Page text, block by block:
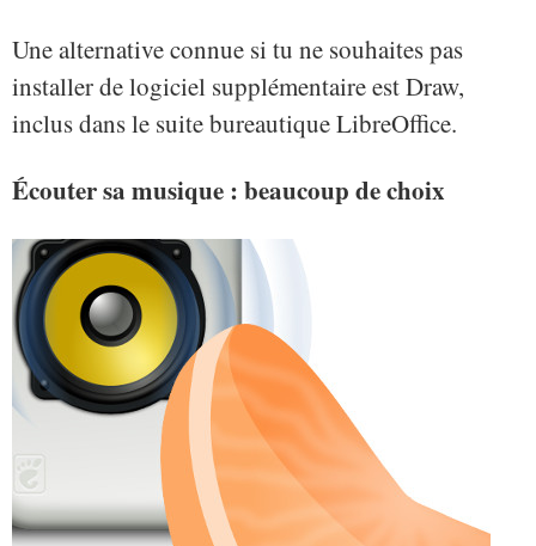
Une alternative connue si tu ne souhaites pas
installer de logiciel supplémentaire est Draw,
inclus dans le suite bureautique LibreOffice.
Écouter sa musique : beaucoup de choix